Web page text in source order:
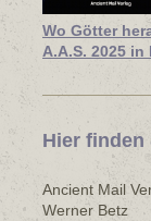
Wo Götter
A.A.S. 2025 in
Hier finden
Ancient Mail
Werner Betz